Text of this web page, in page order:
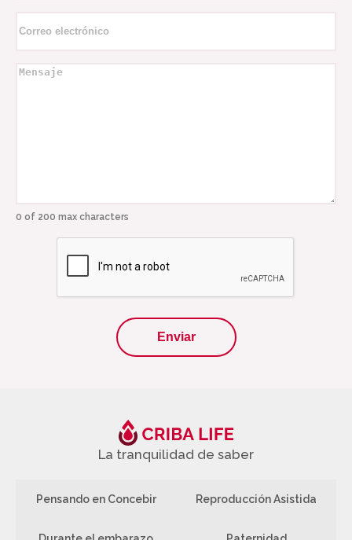
electrónico*
Mensaje
0 of 200 max characters
La tranquilidad de saber
Pensando en Concebir Reproducción Asistida